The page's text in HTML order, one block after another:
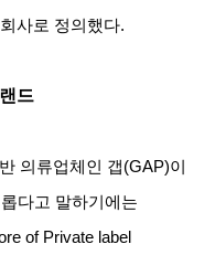
사로 정의했다.
드
의류업체인 갭(GAP)이
다고 말하기에는
of Private label